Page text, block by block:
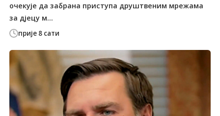
прије 8 сати
очекује да забрана приступа друштвеним мрежама
за дјецу м...